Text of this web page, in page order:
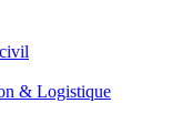
& Logistique